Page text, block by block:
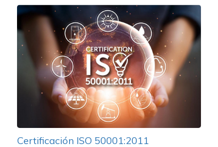
Certificación ISO 50001:2011